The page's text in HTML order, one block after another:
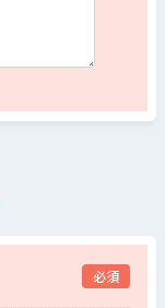
必須